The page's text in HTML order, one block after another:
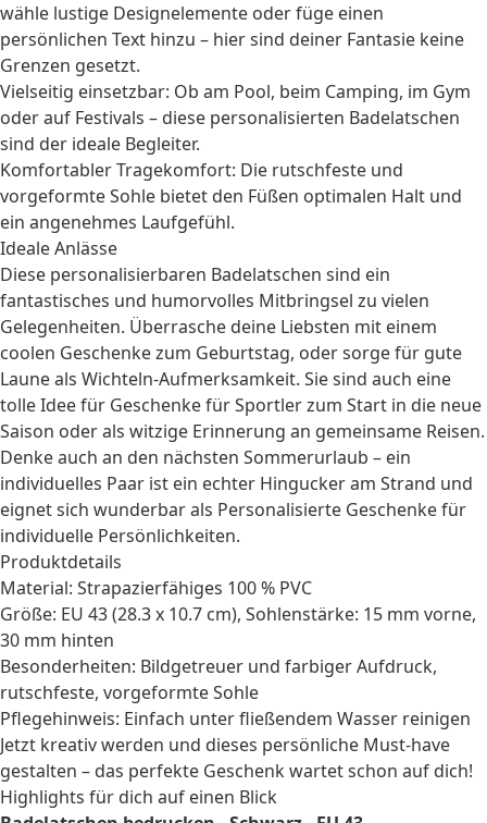
wähle lustige Designelemente oder füge einen
persönlichen Text hinzu – hier sind deiner Fantasie keine
Grenzen gesetzt.
Vielseitig einsetzbar: Ob am Pool, beim Camping, im Gym
oder auf Festivals – diese personalisierten Badelatschen
sind der ideale Begleiter.
Komfortabler Tragekomfort: Die rutschfeste und
vorgeformte Sohle bietet den Füßen optimalen Halt und
ein angenehmes Laufgefühl.
Ideale Anlässe
Diese personalisierbaren Badelatschen sind ein
fantastisches und humorvolles Mitbringsel zu vielen
Gelegenheiten. Überrasche deine Liebsten mit einem
coolen Geschenke zum Geburtstag, oder sorge für gute
Laune als Wichteln-Aufmerksamkeit. Sie sind auch eine
tolle Idee für Geschenke für Sportlerzum Start in die neue
Saison oder als witzige Erinnerung an gemeinsame Reisen.
Denke auch an den nächsten Sommerurlaub – ein
individuelles Paar ist ein echter Hingucker am Strand und
eignet sich wunderbar als Personalisierte Geschenkefür
individuelle Persönlichkeiten.
Produktdetails
Material: Strapazierfähiges 100 % PVC
Größe: EU 43 (28.3 x 10.7 cm), Sohlenstärke: 15 mm vorne,
30 mm hinten
Besonderheiten: Bildgetreuer und farbiger Aufdruck,
rutschfeste, vorgeformte Sohle
Pflegehinweis: Einfach unter fließendem Wasser reinigen
Jetzt kreativ werden und dieses persönliche Must-have
gestalten – das perfekte Geschenk wartet schon auf dich!
Highlights für dich auf einen Blick